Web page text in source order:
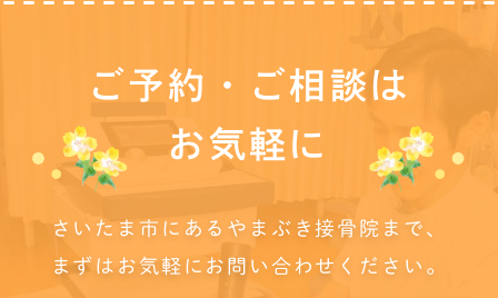
ご予約・ご相談は
お気軽に
さいたま市にあるやまぶき接骨院まで、
まずはお気軽にお問い合わせください。